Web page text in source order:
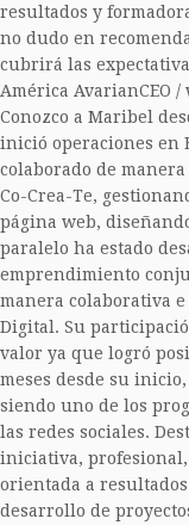
resultados y
no dudo en
cubrirá las
América AvarianCEO
Conozco a Maribel
inició operaciones en
colaborado de
Co-Crea-Te,
página web,
paralelo ha estado
emprendimiento
manera colaborativa
Digital. Su
valor ya que logró
meses desde su
siendo uno de los
las redes sociales.
iniciativa, profesional,
orientada a
desarrollo de